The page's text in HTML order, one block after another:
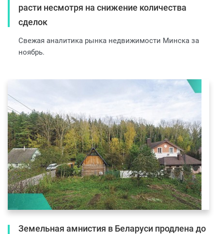
расти несмотря на снижение количества
сделок
Свежая аналитика рынка недвижимости Минска за
ноябрь.
Земельная амнистия в Беларуси продлена до